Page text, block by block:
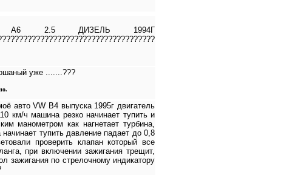
2.5 ДИЗЕЛЬ 1994Г
уже .......???
авто VW B4 выпуска 1995г двигатель
км/ч машина резко начинает тупить и
манометром как нагнетает турбина,
тупить давление падает до 0,8
проверить клапан который все
при включении зажигания трещит,
зажигания по стрелочному индикатору